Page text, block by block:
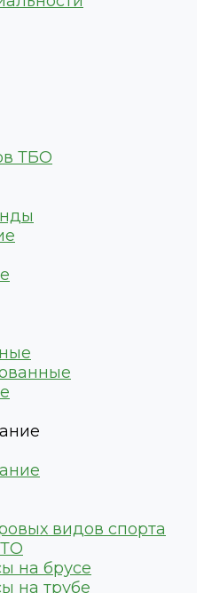
ТБО
видов спорта
на брусе
на трубе